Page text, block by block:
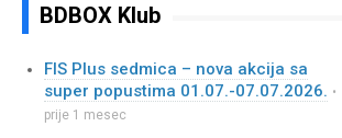
BDBOX Klub
FIS Plus sedmica – nova akcija sa
super popustima 01.07.-07.07.2026. •
prije 1 mesec